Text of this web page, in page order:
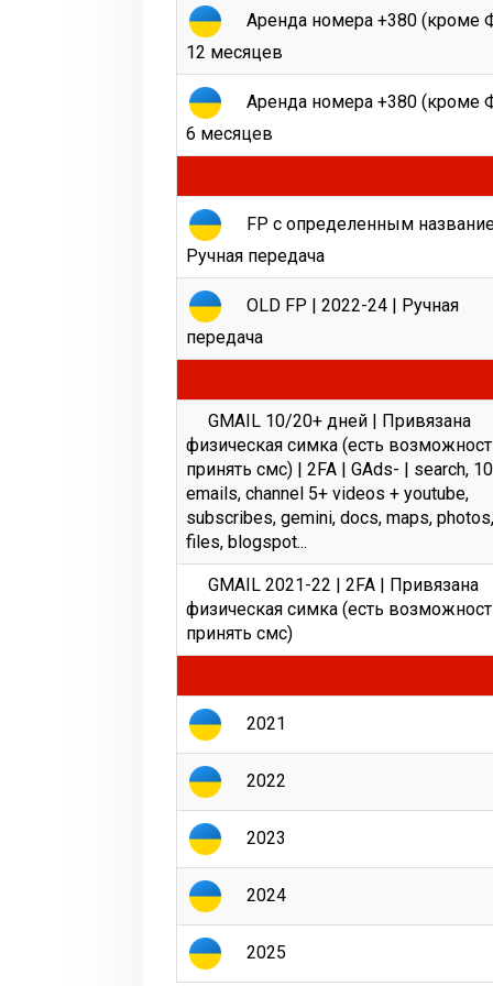
Аренда номера +380 (кроме
12 месяцев
Аренда номера +380 (кроме
6 месяцев
FP с определенным
Ручная передача
OLD FP | 2022-24 | Ручная
передача
GМАIL 10/20+ дней | Привязана
физическая симка (есть
принять смс) | 2FA | GAds- | search,
emails, channel 5+ videos + youtube,
subscribes, gemini, docs, maps, photos,
files, blogspot...
GМАIL 2021-22 | 2FA | Привязана
физическая симка (есть
принять смс)
2021
2022
2023
2024
2025